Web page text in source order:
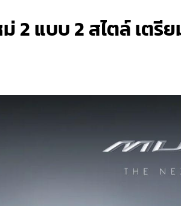
2 แบบ 2 สไตล์ เตรี